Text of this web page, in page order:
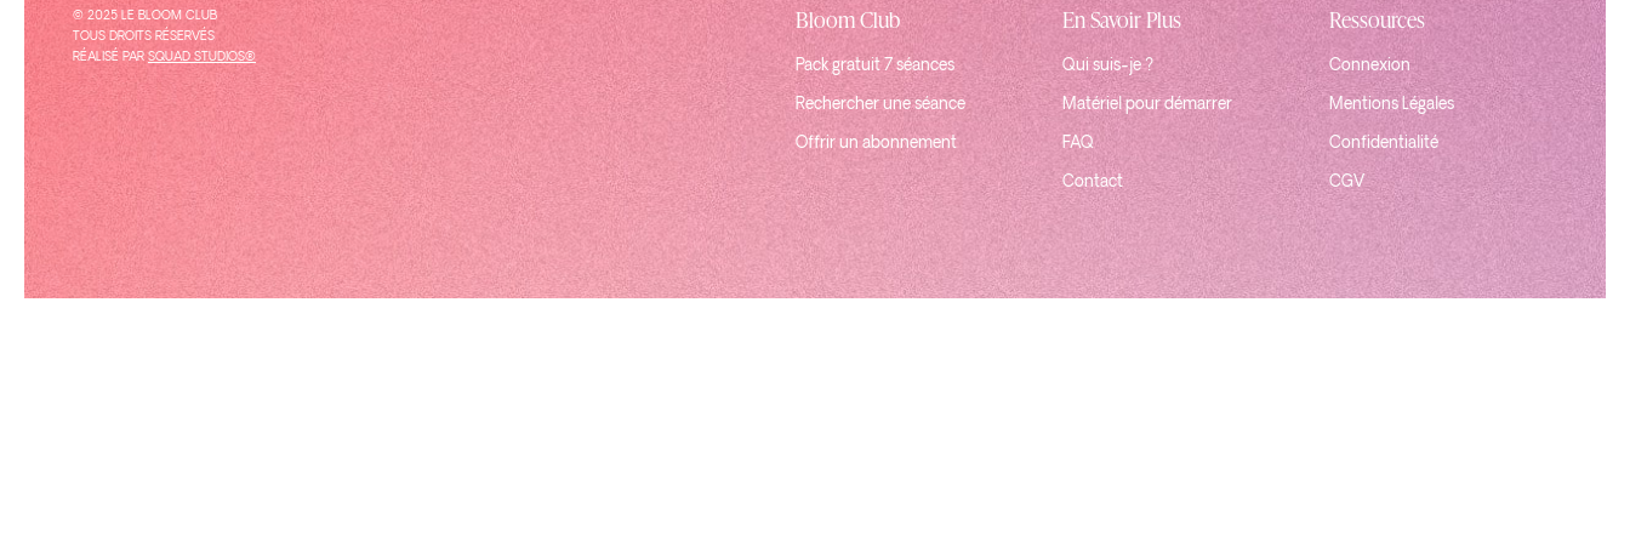
© 2025 LE BLOOM CLUB
TOUS DROITS RÉSERVÉS
RÉALISÉ PAR SQUAD STUDIOS®
Bloom Club
Pack gratuit 7 séances
Rechercher une séance
Offrir un abonnement
En Savoir Plus
Qui suis-je ?
Matériel pour démarrer
FAQ
Contact
Ressources
Connexion
Mentions Légales
Confidentialité
CGV